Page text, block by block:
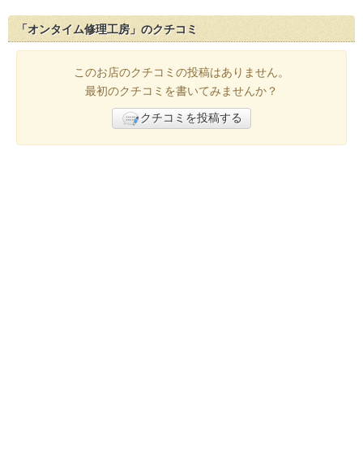
「オンタイム修理工房」のクチコミ
このお店のクチコミの投稿はありません。
最初のクチコミを書いてみませんか？
クチコミを投稿する